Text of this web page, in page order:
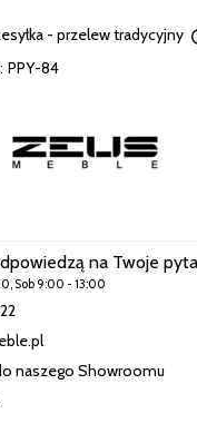
- przelew tradycyjny
kosztów płatności
PPY-84
na Twoje
Sob 9:00 - 13:00
naszego Showroomu